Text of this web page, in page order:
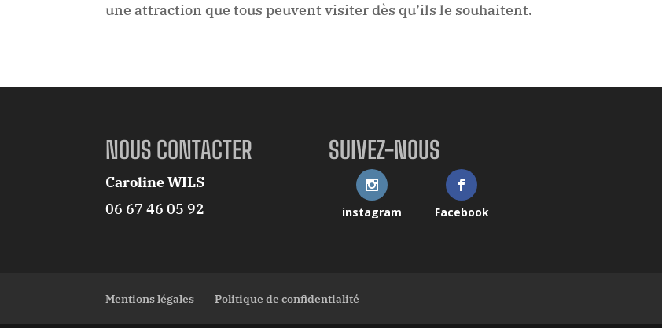
une attraction que tous peuvent visiter dès qu’ils le souhaitent.
NOUS CONTACTER
Caroline WILS
06 67 46 05 92
SUIVEZ-NOUS
instagram Facebook
Mentions légales Politique de confidentialité